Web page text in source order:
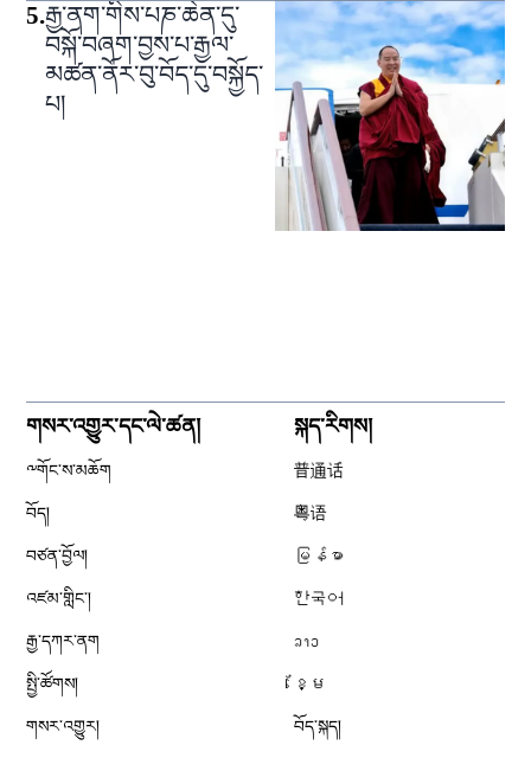
5.རྒྱ་ནག་གིས་པཎ་ཆེན་དུ་
བསྐོ་བཞག་བྱས་པ་རྒྱལ་
མཚན་ནོར་བུ་བོད་དུ་བསྐྱོད་
པ།
གསར་འགྱུར་དང་ལེ་ཚན།
༸གོང་ས་མཆོག
བོད།
བཙན་བྱོལ།
འཛམ་གླིང༌།
རྒྱ་དཀར་ནག
སྤྱི་ཚོགས།
གསར་འགྱུར།
སྐད་རིགས།
普通话
粤语
မြန်မာ
한국어
ລາວ
ខ្មែ
བོད་སྐད།